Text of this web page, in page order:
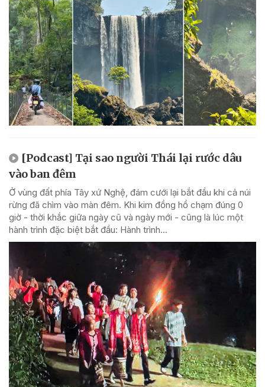
[Podcast] Tại sao người Thái lại rước dâu
vào ban đêm
Ở vùng đất phía Tây xứ Nghệ, đám cưới lại bắt đầu khi cả núi
rừng đã chìm vào màn đêm. Khi kim đồng hồ chạm đúng 0
giờ - thời khắc giữa ngày cũ và ngày mới - cũng là lúc một
hành trình đặc biệt bắt đầu: Hành trình...